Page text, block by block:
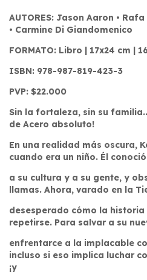
AUTORES: Jason Aaron •
• Carmine Di Giandomenico
FORMATO: Libro | 17x24 cm |
ISBN: 978-987-819-423-3
PVP: $22.000
Sin la fortaleza, sin su
de Acero absoluto!
En una realidad más oscura,
cuando era un niño. Él
a su cultura y a su gente, y
llamas. Ahora, varado en la
desesperado cómo la historia
repetirse. Para salvar a su
enfrentarce a la implacable
incluso si eso implica luchar
¡y